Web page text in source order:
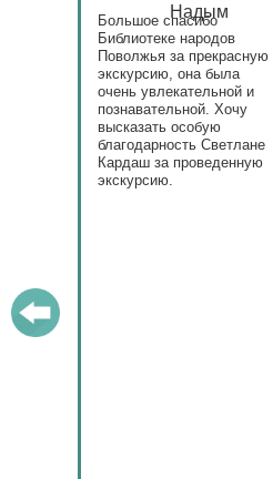
Надым
Большое спасибо
Библиотеке народов
Поволжья за прекрасную
экскурсию, она была
очень увлекательной и
познавательной. Хочу
высказать особую
благодарность Светлане
Кардаш за проведенную
экскурсию.